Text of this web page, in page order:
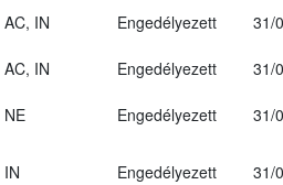
AC, IN Engedélyezett
31/
AC, IN Engedélyezett
31/
NE Engedélyezett
31/
IN Engedélyezett 31/